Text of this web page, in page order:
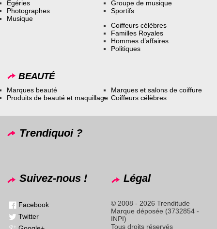
Égéries
Photographes
Musique
Groupe de musique
Sportifs
Coiffeurs célèbres
Familles Royales
Hommes d’affaires
Politiques
BEAUTÉ
Marques beauté
Produits de beauté et maquillage
Marques et salons de coiffure
Coiffeurs célèbres
Trendiquoi ?
Suivez-nous !
Facebook
Twitter
Légal
© 2008 - 2026 Trenditude
Marque déposée (3732854 -
INPI)
Tous droits réservés